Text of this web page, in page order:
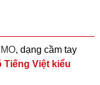
, dạng cầm tay
Tiếng Việt kiểu